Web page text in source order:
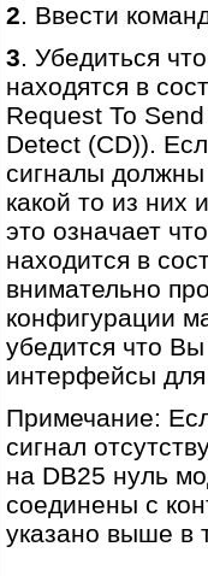
2. Ввести
3. Убедиться
находятся в
Request To
Detect (CD)).
сигналы
какой то из них
это означает
находится в
внимательно
конфигурации
убедится что
интерфейсы
Примечание:
сигнал
на DB25 нуль
соединены с
указано выше в